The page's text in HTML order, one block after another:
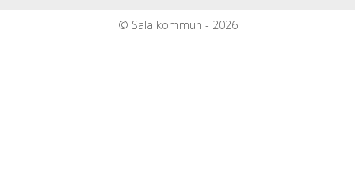
© Sala kommun - 2026